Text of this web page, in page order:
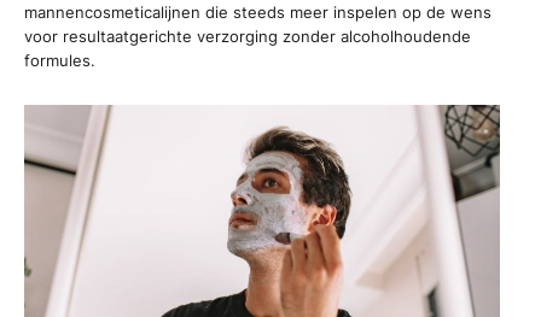
mannencosmeticalijnen die steeds meer inspelen op de wens
voor resultaatgerichte verzorging zonder alcoholhoudende
formules.